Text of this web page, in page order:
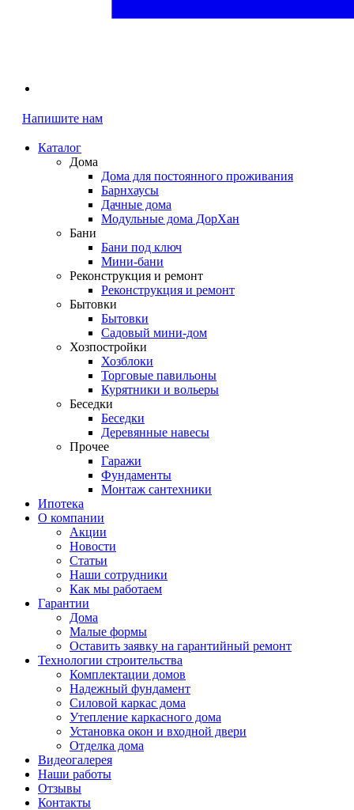
Напишите нам
Каталог
Дома
Дома для постоянного проживания
Барнхаусы
Дачные дома
Модульные дома ДорХан
Бани
Бани под ключ
Мини-бани
Реконструкция и ремонт
Реконструкция и ремонт
Бытовки
Бытовки
Садовый мини-дом
Хозпостройки
Хозблоки
Торговые павильоны
Курятники и вольеры
Беседки
Беседки
Деревянные навесы
Прочее
Гаражи
Фундаменты
Монтаж сантехники
Ипотека
О компании
Акции
Новости
Статьи
Наши сотрудники
Как мы работаем
Гарантии
Дома
Малые формы
Оставить заявку на гарантийный ремонт
Технологии строительства
Комплектации домов
Надежный фундамент
Силовой каркас дома
Утепление каркасного дома
Установка окон и входной двери
Отделка дома
Видеогалерея
Наши работы
Отзывы
Контакты